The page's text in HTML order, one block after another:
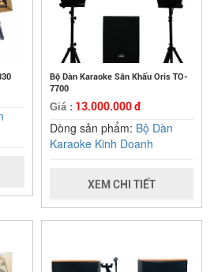
Bộ Dàn Karaoke Sân Khấu Oris TO-
7700
Giá : 13.000.000 đ
Dòng sản phẩm: Bộ Dàn
Karaoke Kinh Doanh
XEM CHI TIẾT